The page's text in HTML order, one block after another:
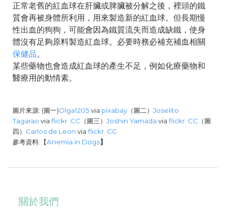
正常老舊的紅血球在肝臟或脾臟被分解之後，裡頭的鐵
質會再被身體所利用，用來製造新的紅血球。但長期慢
性出血的狗狗，可能會因為鐵質流失而造成缺鐵，使身
體沒有足夠原料製造紅血球。必要時務必補充補血相關
保健品。
某些藥物也會造成紅血球的產生不足，例如化療藥物和
醫療用的動情素。
圖片來源: (圖一)Olga1205 via pixabay （圖二） Joselito
Tagarao via flickr CC （圖三） Joshin Yamada via flickr CC （圖
四） Carlos de Leon via flickr CC
參考資料:【Anemia in Dogs】
關於我們